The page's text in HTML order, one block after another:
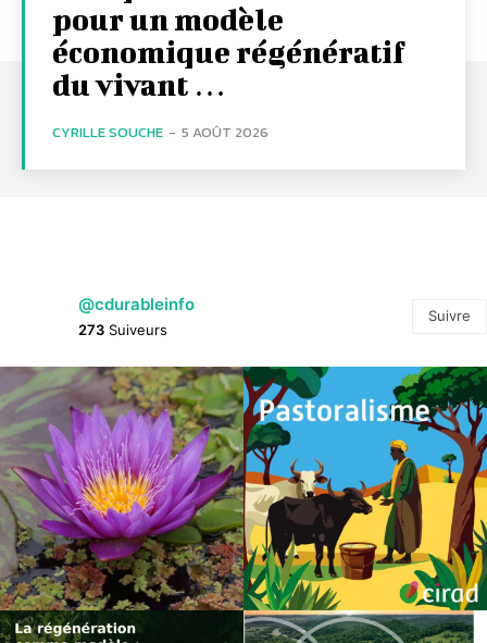
pour un modèle
économique régénératif
du vivant …
CYRILLE SOUCHE - 5 AOÛT 2026
@cdurableinfo
273 Suiveurs
Suivre